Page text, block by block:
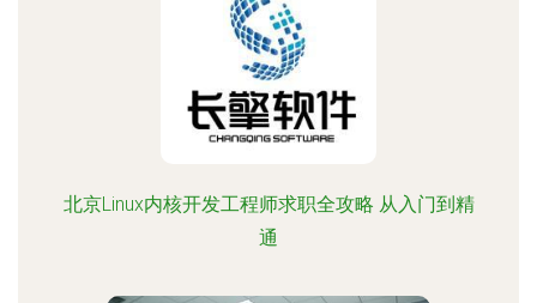
北京Linux内核开发工程师求职全攻略 从入门到精
通